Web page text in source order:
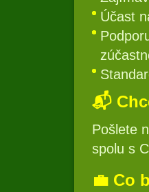
Účast
📬
Pošlete
spolu s
💼 Co